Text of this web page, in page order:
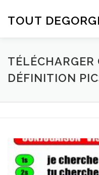
TOUT
TÉLÉCHARGER
DÉFINITION